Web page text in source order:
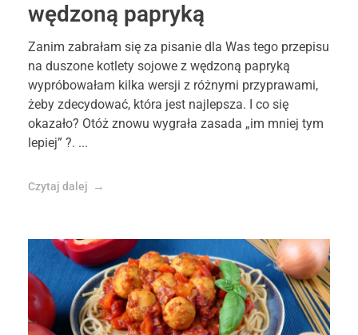
wędzoną papryką
Zanim zabrałam się za pisanie dla Was tego przepisu
na duszone kotlety sojowe z wędzoną papryką
wypróbowałam kilka wersji z różnymi przyprawami,
żeby zdecydować, która jest najlepsza. I co się
okazało? Otóż znowu wygrała zasada „im mniej tym
lepiej” ?. ...
Czytaj dalej